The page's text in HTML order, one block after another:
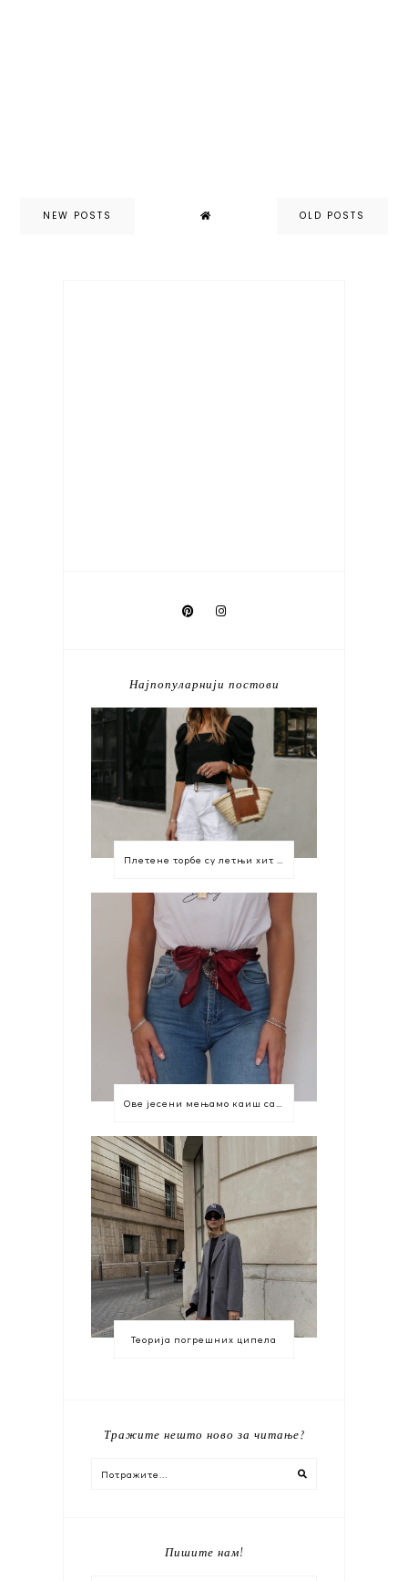
NEW POSTS OLD POSTS
Најпопуларнији постови
Ове јесени мењамо каиш са марамом
Теорија погрешних ципела
Тражите нешто ново за читање?
Пишите нам!